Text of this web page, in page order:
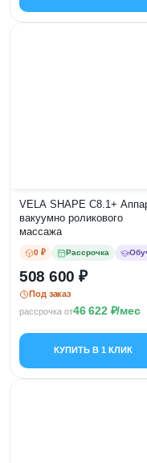
VELA SHAPE C8.1+
вакуумно роликового
массажа
0 ₽ Рассрочка
508 600
Под заказ
рассрочка от46 622 /мес
КУПИТЬ В 1 КЛИК